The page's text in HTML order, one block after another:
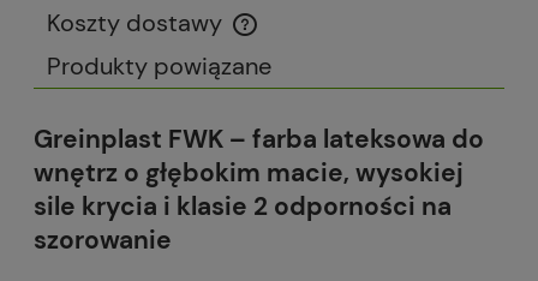
Koszty dostawy
Cena nie zawiera ewentualnych kosztów płatności
Produkty powiązane
Greinplast FWK – farba lateksowa do
wnętrz o głębokim macie, wysokiej
sile krycia i klasie 2 odporności na
szorowanie